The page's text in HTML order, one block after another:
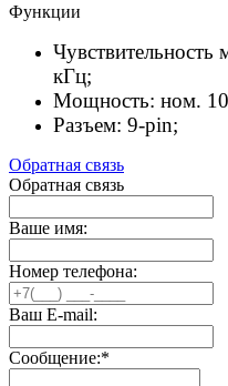
Функции
кГц;
Мощность: ном.
Разъем: 9-pin;
Обратная связь
Обратная связь
Ваше имя:
Номер телефона:
Ваш E-mail:
Сообщение:*